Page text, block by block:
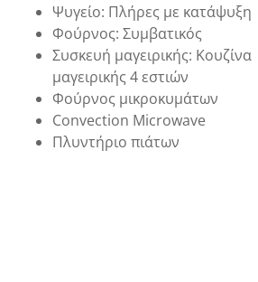
Ψυγείο: Πλήρες με κατάψυξη
Φούρνος: Συμβατικός
Συσκευή μαγειρικής: Κουζίνα
μαγειρικής 4 εστιών
Φούρνος μικροκυμάτων
Convection Microwave
Πλυντήριο πιάτων